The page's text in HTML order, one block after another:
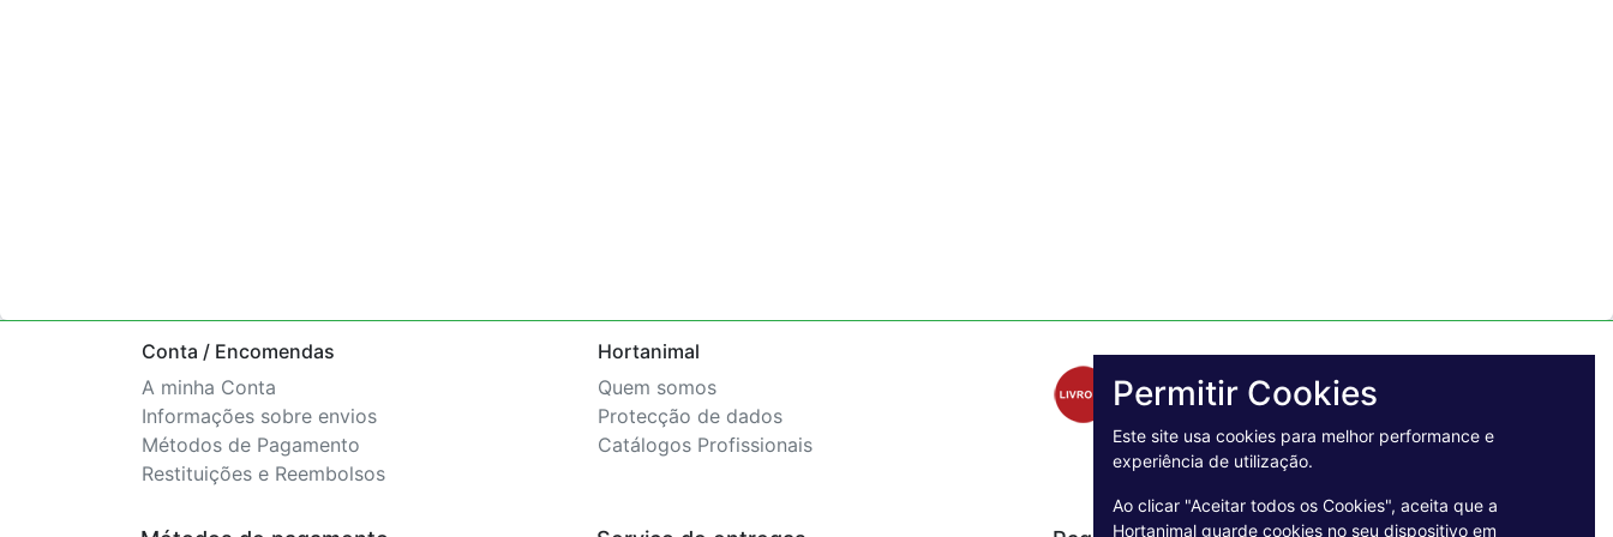
Conta / Encomendas
A minha Conta
Informações sobre envios
Métodos de Pagamento
Restituições e Reembolsos
Hortanimal
Quem somos
Protecção de dados
Catálogos Profissionais
Permitir Cookies
Este site usa cookies para melhor performance e
experiência de utilização.
Ao clicar "Aceitar todos os Cookies", aceita que a
Hortanimal guarde cookies no seu dispositivo em